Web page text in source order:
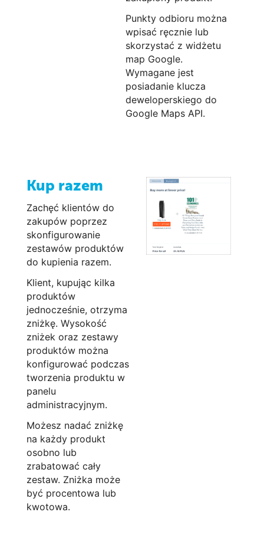
Punkty odbioru można
wpisać ręcznie lub
skorzystać z widżetu
map Google.
Wymagane jest
posiadanie klucza
deweloperskiego do
Google Maps API.
Kup razem
Zachęć klientów do
zakupów poprzez
skonfigurowanie
zestawów produktów
do kupienia razem.
Klient, kupując kilka
produktów
jednocześnie, otrzyma
zniżkę. Wysokość
zniżek oraz zestawy
produktów można
konfigurować podczas
tworzenia produktu w
panelu
administracyjnym.
Możesz nadać zniżkę
na każdy produkt
osobno lub
zrabatować cały
zestaw. Zniżka może
być procentowa lub
kwotowa.